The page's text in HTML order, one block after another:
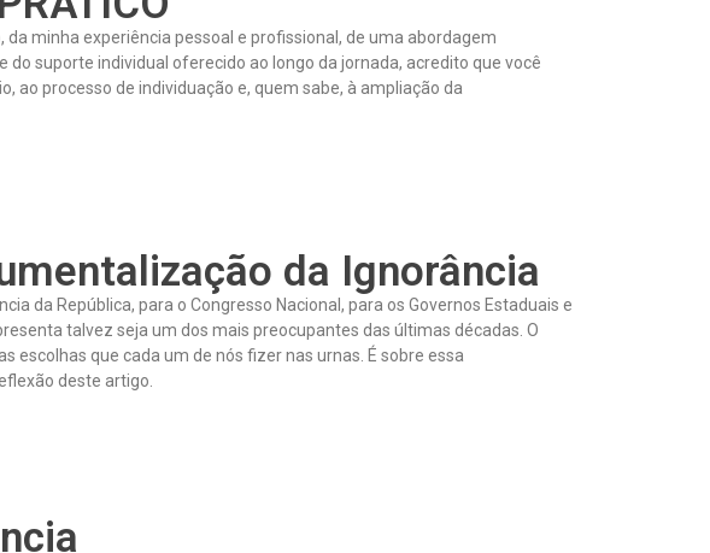
minha experiência pessoal e profissional, de uma abordagem
suporte individual oferecido ao longo da jornada, acredito que você
ao processo de individuação e, quem sabe, à ampliação da
da Ignorância
da República, para o Congresso Nacional, para os Governos Estaduais e
talvez seja um dos mais preocupantes das últimas décadas. O
escolhas que cada um de nós fizer nas urnas. É sobre essa
deste artigo.